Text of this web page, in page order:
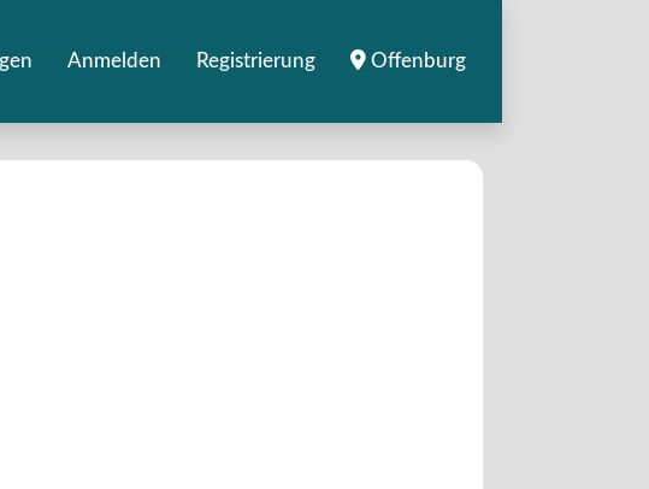
Anmelden Registrierung Offenburg